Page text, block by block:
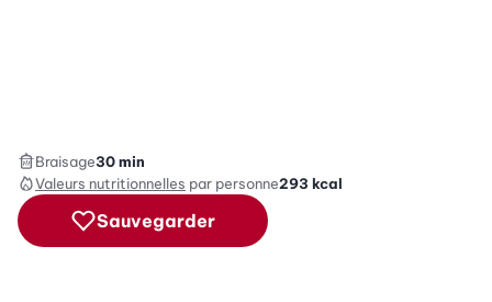
Braisage30 min
Valeurs nutritionnelles par personne293 kcal
Sauvegarder